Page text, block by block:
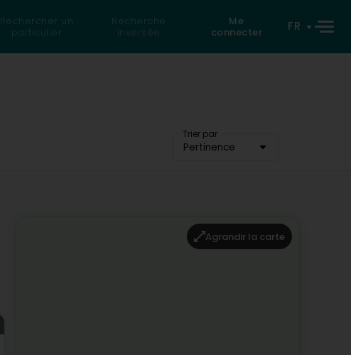
Rechercher un
particulier
Recherche
inversée
Me
connecter
FR
Trier par
Pertinence
Agrandir la carte